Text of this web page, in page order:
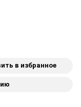
в избранное